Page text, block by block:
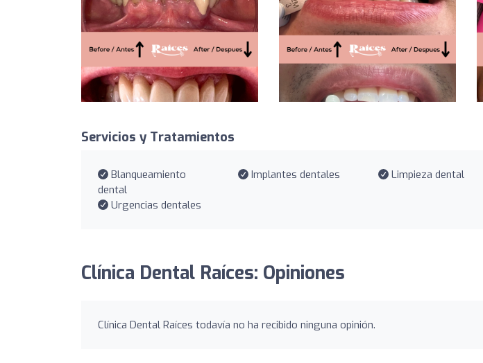
Servicios y Tratamientos
Blanqueamiento
dental
Implantes dentales Limpieza dental
Urgencias dentales
Clínica Dental Raíces: Opiniones
Clínica Dental Raíces todavía no ha recibido ninguna opinión.